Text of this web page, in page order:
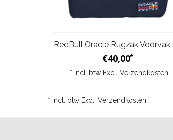
€40,00*
* Incl. btw Excl. Verzendkosten
* Incl. btw Excl. Verzendkosten